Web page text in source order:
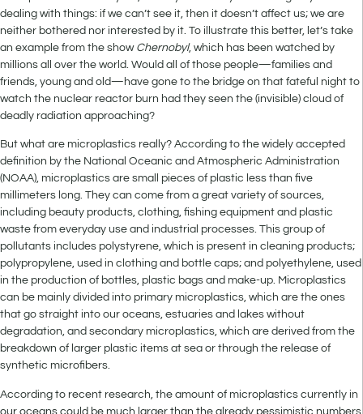
dealing with things: if we can’t see it, then it doesn’t affect us; we are
neither bothered nor interested by it. To illustrate this better, let’s take
an example from the show Chernobyl, which has been watched by
millions all over the world. Would all of those people—families and
friends, young and old—have gone to the bridge on that fateful night to
watch the nuclear reactor burn had they seen the (invisible) cloud of
deadly radiation approaching?
But what are microplastics really? According to the widely accepted
definition by the National Oceanic and Atmospheric Administration
(NOAA), microplastics are small pieces of plastic less than five
millimeters long. They can come from a great variety of sources,
including beauty products, clothing, fishing equipment and plastic
waste from everyday use and industrial processes. This group of
pollutants includes polystyrene, which is present in cleaning products;
polypropylene, used in clothing and bottle caps; and polyethylene, used
in the production of bottles, plastic bags and make-up. Microplastics
can be mainly divided into primary microplastics, which are the ones
that go straight into our oceans, estuaries and lakes without
degradation, and secondary microplastics, which are derived from the
breakdown of larger plastic items at sea or through the release of
synthetic microfibers.
According to recent research, the amount of microplastics currently in
our oceans could be much larger than the already pessimistic numbers